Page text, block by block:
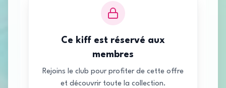
Ce kiff est réservé aux
membres
Rejoins le club pour profiter de cette offre
et découvrir toute la collection.
Détails du paiement